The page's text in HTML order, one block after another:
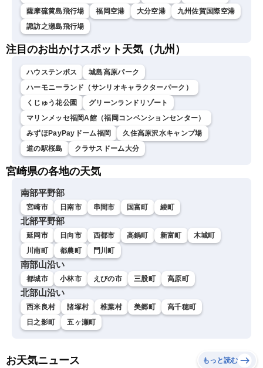
薩摩硫黄島飛行場
福岡空港 大分空港
九州佐賀国際空港
諏訪之瀬島飛行場
注目のお出かけスポット天気（九州）
ハウステンボス
城島高原パーク
ハーモニーランド（サンリオキャラクターパーク）
くじゅう花公園
グリーンランドリゾート
マリンメッセ福岡A館（福岡コンベンションセンター）
みずほPayPayドーム福岡
久住高原沢水キャンプ場
道の駅桜島
クラサスドーム大分
宮崎県の各地の天気
南部平野部
宮崎市 日南市 串間市 国富町 綾町
北部平野部
延岡市 日向市 西都市 高鍋町 新富町
木城町
川南町
都農町 門川町
南部山沿い
都城市 小林市 えびの市 三股町 高原町
北部山沿い
西米良村 諸塚村 椎葉村 美郷町
高千穂町
日之影町
五ヶ瀬町
お天気ニュース もっと読む